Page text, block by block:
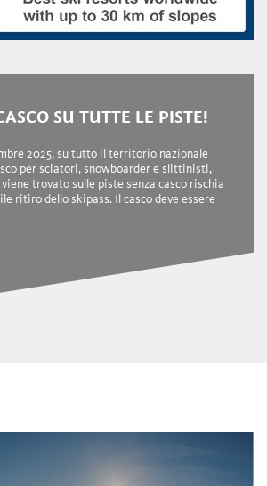
SU TUTTE LE PISTE!
2025, su tutto il territorio nazionale
per sciatori, snowboarder e slittinisti,
trovato sulle piste senza casco rischia
ritiro dello skipass. Il casco deve essere